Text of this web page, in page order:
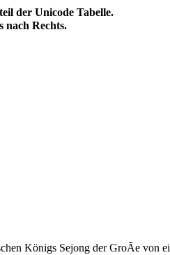
der Unicode Tabelle.
Rechts.
Königs Sejong der GroÃe